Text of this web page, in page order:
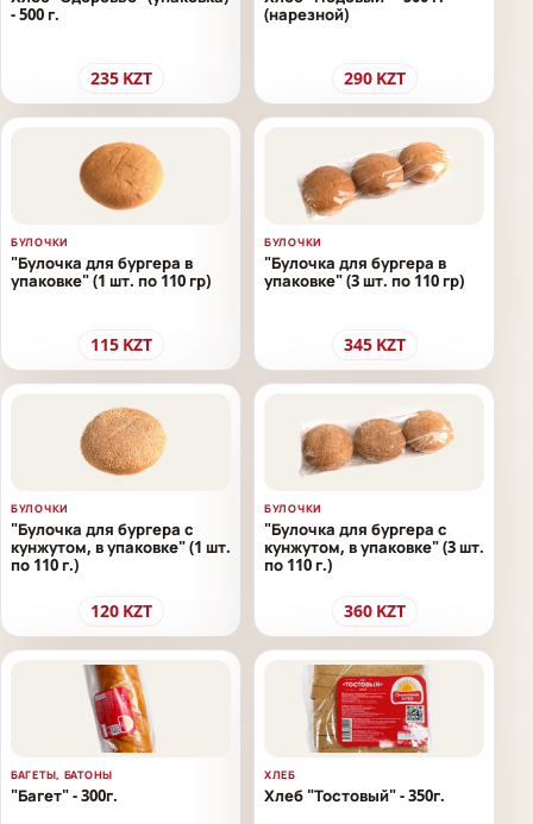
- 500 г.
235 KZT
(нарезной)
290 KZT
БУЛОЧКИ
"Булочка для бургера в
упаковке" (1 шт. по 110 гр)
115 KZT
БУЛОЧКИ
"Булочка для бургера в
упаковке" (3 шт. по 110 гр)
345 KZT
БУЛОЧКИ
"Булочка для бургера с
кунжутом, в упаковке" (1 шт.
по 110 г.)
120 KZT
БУЛОЧКИ
"Булочка для бургера с
кунжутом, в упаковке" (3 шт.
по 110 г.)
360 KZT
БАГЕТЫ, БАТОНЫ
"Багет" - 300г.
ХЛЕБ
Хлеб "Тостовый" - 350г.